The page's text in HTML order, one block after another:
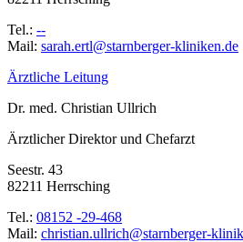
Tel.: --
Mail: ed.nekinilk-regrebnrats@ltre.haras
Ärztliche Leitung
Dr. med. Christian Ullrich
Ärztlicher Direktor und Chefarzt
Seestr. 43
82211 Herrsching
Tel.: 08152 -29-468
Mail: ed.nekinilk-